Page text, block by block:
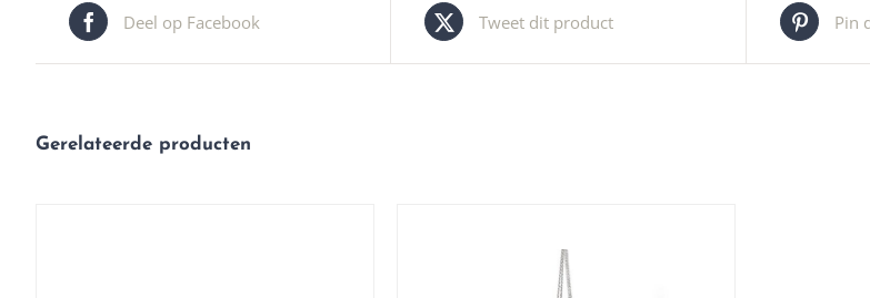
Deel op Facebook Tweet dit product Pin
Gerelateerde producten